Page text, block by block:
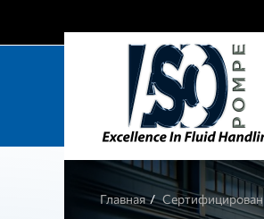
Главная Сертифицирован